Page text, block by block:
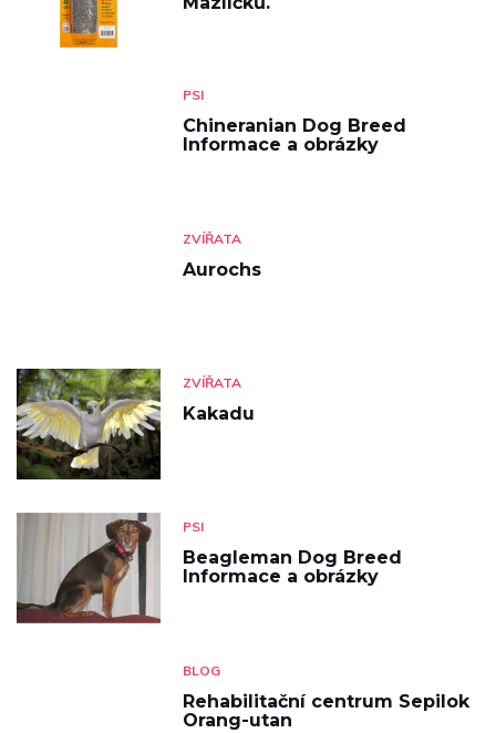
PSI
Chineranian Dog Breed
Informace a obrázky
ZVÍŘATA
Aurochs
ZVÍŘATA
Kakadu
PSI
Beagleman Dog Breed
Informace a obrázky
BLOG
Rehabilitační centrum Sepilok
Orang-utan